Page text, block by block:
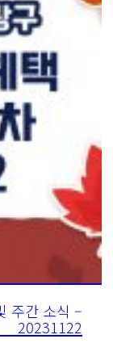
주간 소식 –
20231122